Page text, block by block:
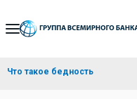
Skip
Navigation
Что такое бедность